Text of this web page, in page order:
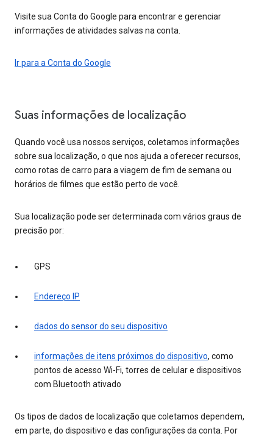
Visite sua Conta do Google para encontrar e gerenciar
informações de atividades salvas na conta.
Ir para a Conta do Google
Suas informações de localização
Quando você usa nossos serviços, coletamos informações
sobre sua localização, o que nos ajuda a oferecer recursos,
como rotas de carro para a viagem de fim de semana ou
horários de filmes que estão perto de você.
Sua localização pode ser determinada com vários graus de
precisão por:
GPS
Endereço IP
dados do sensor do seu dispositivo
informações de itens próximos do dispositivo, como
pontos de acesso Wi-Fi, torres de celular e dispositivos
com Bluetooth ativado
Os tipos de dados de localização que coletamos dependem,
em parte, do dispositivo e das configurações da conta. Por